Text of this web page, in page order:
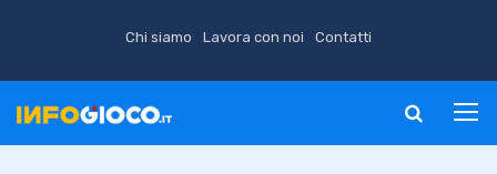
Chi siamo Lavora con noi Contatti